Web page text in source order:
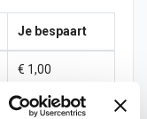
Je bespaart
€ 1,00
€ 2,25